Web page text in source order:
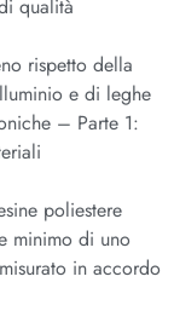
qualità
rispetto della
e di leghe
– Parte 1:
poliestere
minimo di uno
in accordo